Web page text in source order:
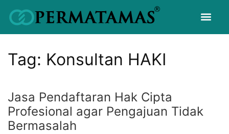
Tag: Konsultan HAKI
Jasa Pendaftaran Hak Cipta
Profesional agar Pengajuan Tidak
Bermasalah